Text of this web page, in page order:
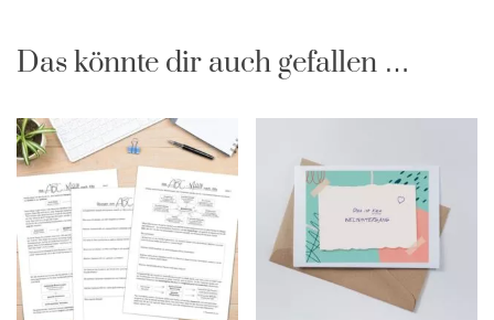
Das könnte dir auch gefallen …